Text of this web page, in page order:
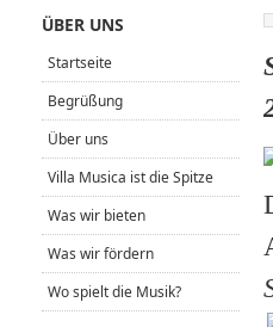
ÜBER UNS
Startseite
Begrüßung
Über uns
Villa Musica ist die Spitze
Was wir bieten
Was wir fördern
Wo spielt die Musik?